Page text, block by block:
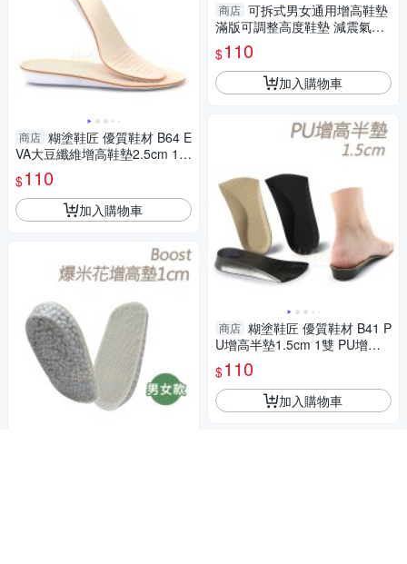
商店 糊塗鞋匠 優質鞋材 B64 E
VA大豆纖維增高鞋墊2.5cm 1雙
增高鞋墊 增高全墊 EVA增高鞋
墊 EVA增高墊
$110
加入購物車
商店 可拆式男女通用增高鞋墊
滿版可調整高度鞋墊 減震氣墊
式增高鞋墊-輕居家8176
$110
加入購物車
商店 糊塗鞋匠 優質鞋材 B41 P
U增高半墊1.5cm 1雙 PU增高
七分墊 PU增高鞋墊
$110
加入購物車